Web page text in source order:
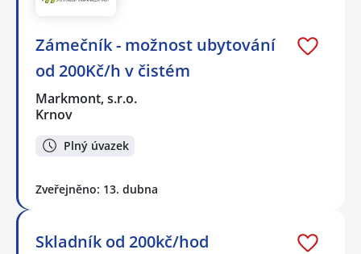
Zámečník - možnost ubytování
od 200Kč/h v čistém
Markmont, s.r.o.
Krnov
Plný úvazek
Zveřejněno: 13. dubna
Skladník od 200kč/hod